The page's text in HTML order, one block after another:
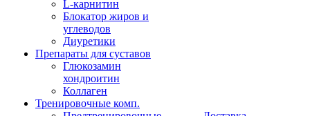
L-карнитин
Блокатор жиров и
углеводов
Диуретики
Препараты для суставов
Глюкозамин
хондроитин
Коллаген
Тренировочные комп.